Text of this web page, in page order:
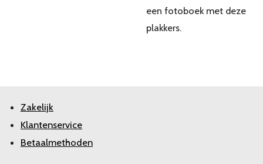
een fotoboek met deze
plakkers.
Zakelijk
Klantenservice
Betaalmethoden